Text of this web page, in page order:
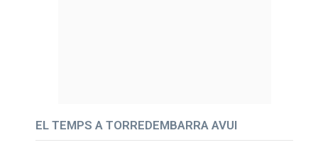
EL TEMPS A TORREDEMBARRA AVUI